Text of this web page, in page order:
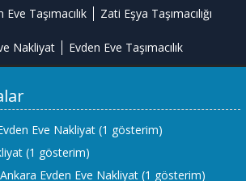
Taşımacılık Zati Eşya Taşımacılığı
Nakliyat Evden Eve Taşımacılık
Eve Nakliyat (1 gösterim)
(1 gösterim)
Evden Eve Nakliyat (1 gösterim)